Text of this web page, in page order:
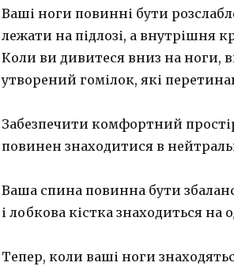
Ваші ноги повинні бути
лежати на підлозі, а внутрішня
Коли ви дивитеся вниз на ноги,
утворений гомілок, які
Забезпечити комфортний
повинен знаходитися в
Ваша спина повинна бути
і лобкова кістка знаходиться на
Тепер, коли ваші ноги